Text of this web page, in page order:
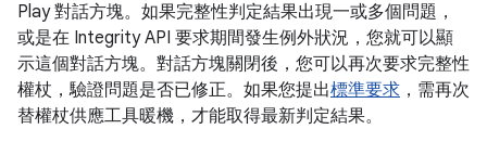
Play 對話方塊。如果完整性判定結果出現一或多個問題，
或是在 Integrity API 要求期間發生例外狀況，您就可以顯
示這個對話方塊。對話方塊關閉後，您可以再次要求完整性
權杖，驗證問題是否已修正。如果您提出標準要求 ，需再次
替權杖供應工具暖機，才能取得最新判定結果。